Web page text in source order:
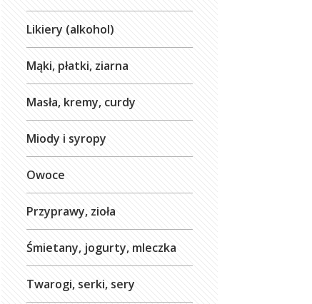
Likiery (alkohol)
Mąki, płatki, ziarna
Masła, kremy, curdy
Miody i syropy
Owoce
Przyprawy, zioła
Śmietany, jogurty, mleczka
Twarogi, serki, sery